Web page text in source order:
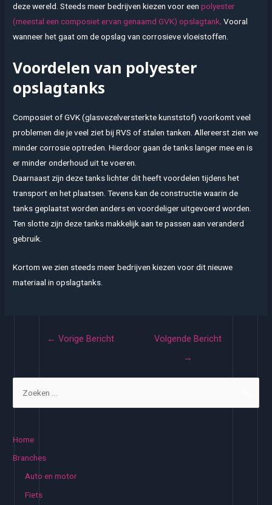
deze wereld. Steeds meer bedrijven kiezen voor eenpolyester
(meestal een composiet ervan genaamd GVK) opslagtank . Vooral
wanneer het gaat om de opslag van corrosieve vloeistoffen.
Voordelen van polyester
opslagtanks
Composiet of GVK (glasvezelversterkte kunststof) voorkomt veel
problemen die je veel ziet bij RVS of stalen tanken. Allereerst zien we
minder corrosie optreden. Hierdoor gaan de tanks langer mee en is
er minder onderhoud uit te voeren.
Daarnaast zijn deze tanks lichter dit heeft voordelen tijdens het
transport en het plaatsen. Tevens kan de constructie waarin de
tanks geplaatst worden anders en voordeliger uitgevoerd worden.
Ten slotte zijn deze tanks makkelijk aan te passen aan veranderd
gebruik.
Kortom we zien steeds meer bedrijven kiezen voor dit nieuwe
materiaal in opslagtanks.
← Vorige Bericht
Volgende Bericht
→
Home
Branches
Auto en motor
Fiets